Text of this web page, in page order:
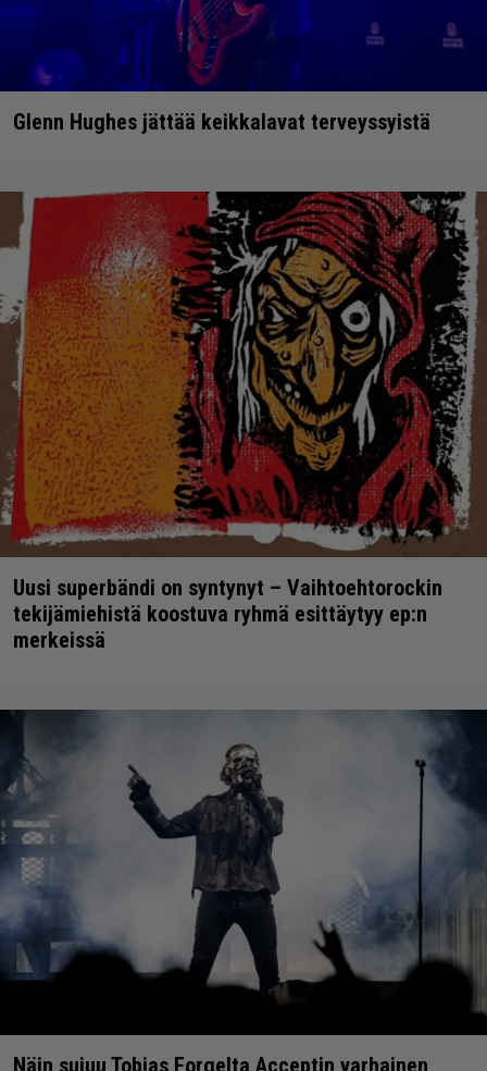
Glenn Hughes jättää keikkalavat terveyssyistä
Uusi superbändi on syntynyt – Vaihtoehtorockin
tekijämiehistä koostuva ryhmä esittäytyy ep:n
merkeissä
Näin sujuu Tobias Forgelta Acceptin varhainen